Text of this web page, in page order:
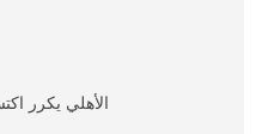
الأهلي يكرر